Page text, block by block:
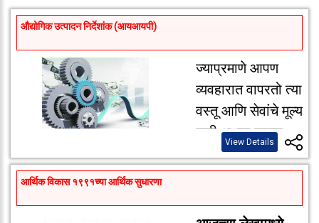
Why
Who
We
Are
Our
Our
Mentors
औद्योगिक उत्पादन निर्देशांक (आयआयपी)
ज्याप्रमाणे आपण
व्यवहारात वापरतो त्या
वस्तू आणि सेवांचे मूल्य
कमी अथवा जास्त
झाले हे समजून
घ्यायचे असेल तर
निर्देशांक विचारात
View Details
आर्थिक विकास १९९१च्या आर्थिक सुधारणा